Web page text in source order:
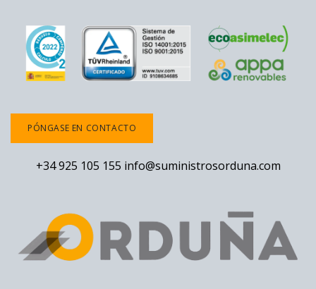
PÓNGASE EN CONTACTO
+34 925 105 155 info@suministrosorduna.com